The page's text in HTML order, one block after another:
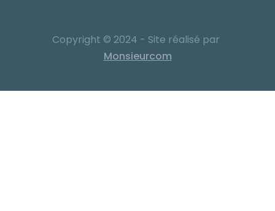
Copyright © 2024 - Site réalisé par
Monsieurcom